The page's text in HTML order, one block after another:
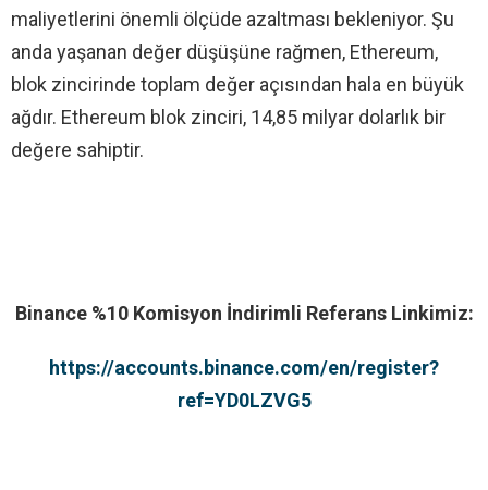
maliyetlerini önemli ölçüde azaltması bekleniyor. Şu
anda yaşanan değer düşüşüne rağmen, Ethereum,
blok zincirinde toplam değer açısından hala en büyük
ağdır. Ethereum blok zinciri, 14,85 milyar dolarlık bir
değere sahiptir.
Binance %10 Komisyon İndirimli Referans Linkimiz:
https://accounts.binance.com/en/register?
ref=YD0LZVG5